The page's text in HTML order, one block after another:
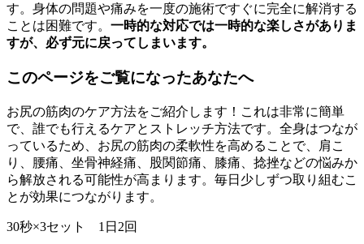
す。身体の問題や痛みを一度の施術ですぐに完全に解消する
ことは困難です。 一時的な対応では一時的な楽しさがありま
すが、必ず元に戻ってしまいます。
このページをご覧になったあなたへ
お尻の筋肉のケア方法をご紹介します！これは非常に簡単
で、誰でも行えるケアとストレッチ方法です。全身はつなが
っているため、お尻の筋肉の柔軟性を高めることで、肩こ
り、腰痛、坐骨神経痛、股関節痛、膝痛、捻挫などの悩みか
ら解放される可能性が高まります。毎日少しずつ取り組むこ
とが効果につながります。
30秒×3セット 1日2回